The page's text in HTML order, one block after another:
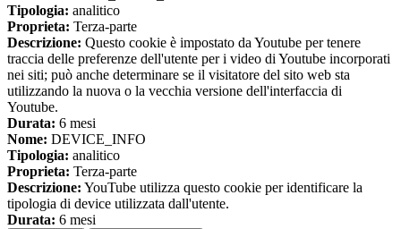
Tipologia: analitico
Proprieta: Terza-parte
Descrizione: Questo cookie è impostato da Youtube per tenere
traccia delle preferenze dell'utente per i video di Youtube incorporati
nei siti; può anche determinare se il visitatore del sito web sta
utilizzando la nuova o la vecchia versione dell'interfaccia di
Youtube.
Durata: 6 mesi
Nome: DEVICE_INFO
Tipologia: analitico
Proprieta: Terza-parte
Descrizione: YouTube utilizza questo cookie per identificare la
tipologia di device utilizzata dall'utente.
Durata: 6 mesi